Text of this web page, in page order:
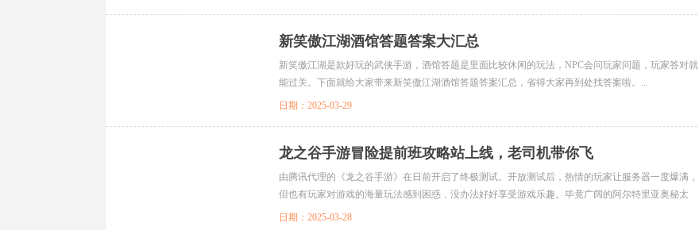
新笑傲江湖酒馆答题答案大汇总
新笑傲江湖是款好玩的武侠手游，酒馆答题是里面比较休闲的玩法，NPC会问玩家问题，玩家答对就
能过关。下面就给大家带来新笑傲江湖酒馆答题答案汇总，省得大家再到处找答案啦。...
日期：2025-03-29
龙之谷手游冒险提前班攻略站上线，老司机带你飞
由腾讯代理的《龙之谷手游》在日前开启了终极测试。开放测试后，热情的玩家让服务器一度爆满，
但也有玩家对游戏的海量玩法感到困惑，没办法好好享受游戏乐趣。毕竟广阔的阿尔特里亚奥秘太
多，要是没掌握技巧，咋去探...
日期：2025-03-28